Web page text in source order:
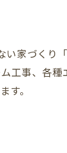
家づくり
工事、各
す。